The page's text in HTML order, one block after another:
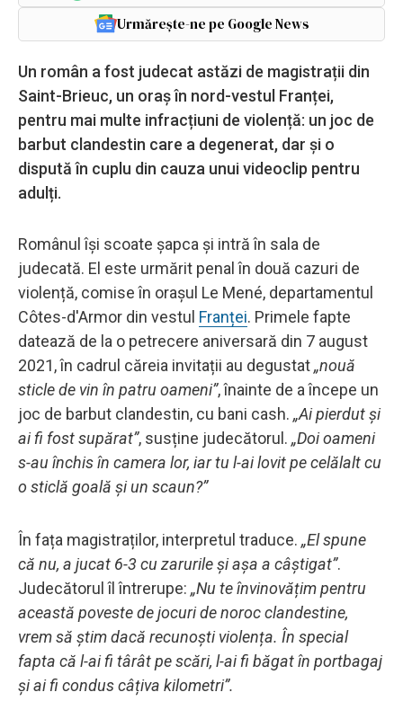
Urmărește-ne pe Google News
Un român a fost judecat astăzi de magistrații din
Saint-Brieuc, un oraș în nord-vestul Franței,
pentru mai multe infracțiuni de violență: un joc de
barbut clandestin care a degenerat, dar și o
dispută în cuplu din cauza unui videoclip pentru
adulți.
Românul își scoate șapca și intră în sala de
judecată. El este urmărit penal în două cazuri de
violență, comise în orașul Le Mené, departamentul
Côtes-d'Armor din vestul Franței. Primele fapte
datează de la o petrecere aniversară din 7 august
2021, în cadrul căreia invitații au degustat„nouă
sticle de vin în patru oameni”, înainte de a începe un
joc de barbut clandestin, cu bani cash. „Ai pierdut și
ai fi fost supărat”, susține judecătorul. „Doi oameni
s-au închis în camera lor, iar tu l-ai lovit pe celălalt cu
o sticlă goală și un scaun?”
În fața magistraților, interpretul traduce. „El spune
că nu, a jucat 6-3 cu zarurile și așa a câștigat”.
Judecătorul îl întrerupe: „Nu te învinovățim pentru
această poveste de jocuri de noroc clandestine,
vrem să știm dacă recunoști violența. În special
fapta că l-ai fi târât pe scări, l-ai fi băgat în portbagaj
și ai fi condus câțiva kilometri”.